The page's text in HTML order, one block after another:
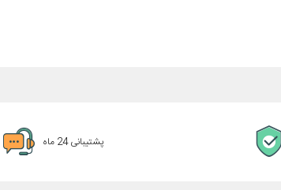
پشتیبانی 24 ماه